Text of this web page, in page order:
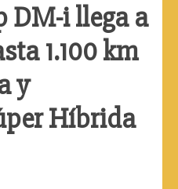
DM-i llega a
1.100 km
y
Híbrida